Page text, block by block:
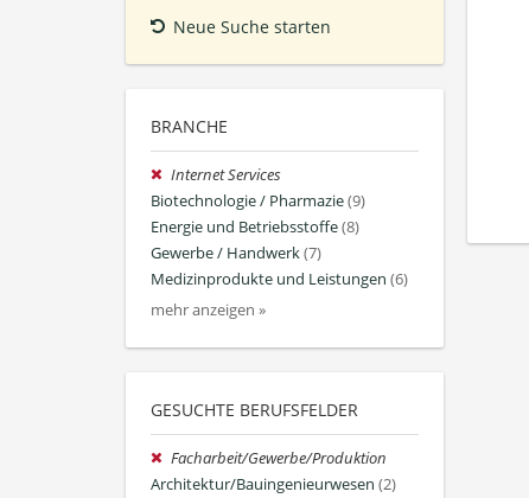
Neue Suche starten
BRANCHE
Internet Services
Biotechnologie / Pharmazie(9)
Energie und Betriebsstoffe(8)
Gewerbe / Handwerk(7)
Medizinprodukte und Leistungen (6)
mehr anzeigen »
GESUCHTE BERUFSFELDER
Facharbeit/Gewerbe/Produktion
Architektur/Bauingenieurwesen (2)